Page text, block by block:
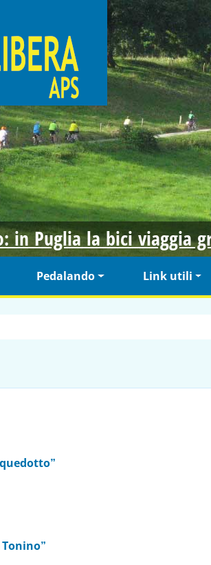
in Puglia la bici viaggia
Pedalando Link utili